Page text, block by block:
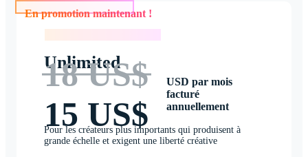
En promotion maintenant !
Unlimited
18 US$
15 US$
USD par mois
facturé
annuellement
Pour les créateurs plus importants qui produisent à
grande échelle et exigent une liberté créative